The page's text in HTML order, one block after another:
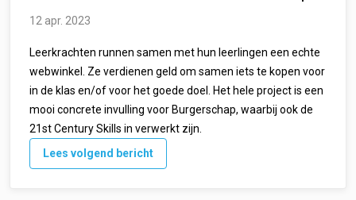
12 apr. 2023
Leerkrachten runnen samen met hun leerlingen een echte
webwinkel. Ze verdienen geld om samen iets te kopen voor
in de klas en/of voor het goede doel. Het hele project is een
mooi concrete invulling voor Burgerschap, waarbij ook de
21st Century Skills in verwerkt zijn.
Lees volgend bericht